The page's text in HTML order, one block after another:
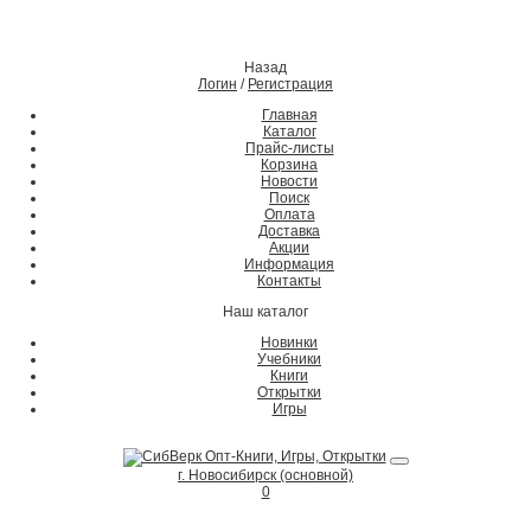
Назад
Логин / Регистрация
Главная
Каталог
Прайс-листы
Корзина
Новости
Поиск
Оплата
Доставка
Акции
Информация
Контакты
Наш каталог
Новинки
Учебники
Книги
Открытки
Игры
г. Новосибирск (основной)
0